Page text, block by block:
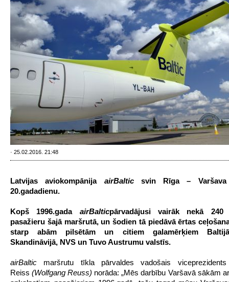
· 25.02.2016. 21:48
Latvijas aviokompānija airBaltic svin Rīga – Varšava
20.gadadienu.
Kopš 1996.gada airBalticpārvadājusi vairāk nekā 240
pasažieru šajā maršrutā, un šodien tā piedāvā ērtas
starp abām pilsētām un citiem galamērķiem
Skandināvijā, NVS un Tuvo Austrumu valstīs.
airBaltic maršrutu tīkla pārvaldes vadošais viceprezidents
Reiss(Wolfgang Reuss) norāda: „Mēs darbību Varšavā sākām